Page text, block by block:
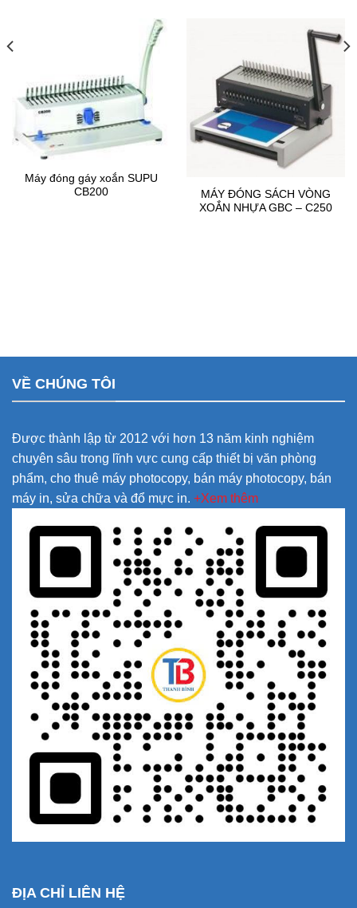
Máy đóng gáy xoắn SUPU
CB200
MÁY ĐÓNG SÁCH VÒNG
XOẮN NHỰA GBC – C250
VỀ CHÚNG TÔI
Được thành lập từ 2012 với hơn 13 năm kinh nghiệm
chuyên sâu trong lĩnh vực cung cấp thiết bị văn phòng
phẩm, cho thuê máy photocopy, bán máy photocopy, bán
máy in, sửa chữa và đổ mực in. +Xem thêm
ĐỊA CHỈ LIÊN HỆ